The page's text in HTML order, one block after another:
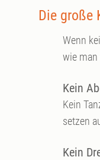
Die große
Wenn
wie man
Kein
Kein
setzen
Kein